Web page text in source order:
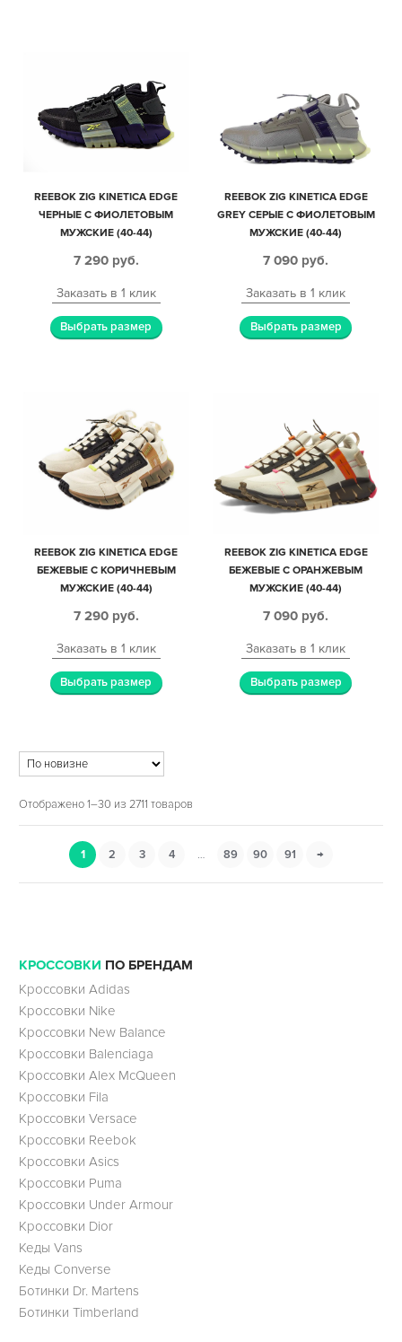
REEBOK ZIG KINETICA EDGE
ЧЕРНЫЕ С ФИОЛЕТОВЫМ
МУЖСКИЕ (40-44)
7 290 руб.
Заказать в 1 клик
Выбрать размер
REEBOK ZIG KINETICA EDGE
GREY СЕРЫЕ С ФИОЛЕТОВЫМ
МУЖСКИЕ (40-44)
7 090 руб.
Заказать в 1 клик
Выбрать размер
REEBOK ZIG KINETICA EDGE
БЕЖЕВЫЕ С КОРИЧНЕВЫМ
МУЖСКИЕ (40-44)
7 290 руб.
Заказать в 1 клик
Выбрать размер
REEBOK ZIG KINETICA EDGE
БЕЖЕВЫЕ С ОРАНЖЕВЫМ
МУЖСКИЕ (40-44)
7 090 руб.
Заказать в 1 клик
Выбрать размер
Отображено 1–30 из 2711 товаров
1 2 3 4 … 89 90 91 →
КРОССОВКИ ПО БРЕНДАМ
Кроссовки Adidas
Кроссовки Nike
Кроссовки New Balance
Кроссовки Balenciaga
Кроссовки Alex McQueen
Кроссовки Fila
Кроссовки Versace
Кроссовки Reebok
Кроссовки Asics
Кроссовки Puma
Кроссовки Under Armour
Кроссовки Dior
Кеды Vans
Кеды Converse
Ботинки Dr. Martens
Ботинки Timberland